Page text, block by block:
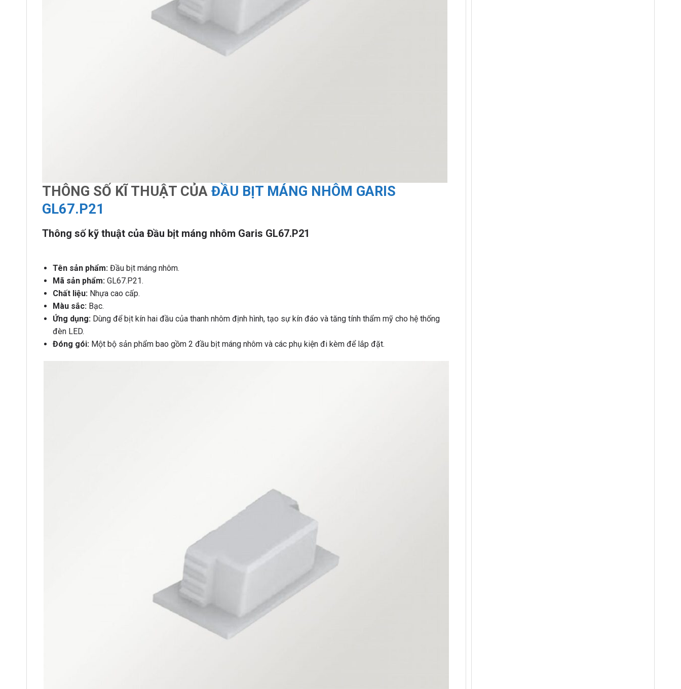
THÔNG SỐ KĨ THUẬT CỦA ĐẦU BỊT MÁNG NHÔM GARIS
GL67.P21
Thông số kỹ thuật của Đầu bịt máng nhôm Garis GL67.P21
Tên sản phẩm:Đầu bịt máng nhôm.
Mã sản phẩm:GL67.P21.
Chất liệu:Nhựa cao cấp.
Màu sắc:Bạc.
Ứng dụng:Dùng để bịt kín hai đầu của thanh nhôm định hình, tạo sự kín đáo và tăng tính thẩm mỹ cho hệ thống
đèn LED.
Đóng gói:Một bộ sản phẩm bao gồm 2 đầu bịt máng nhôm và các phụ kiện đi kèm để lắp đặt.